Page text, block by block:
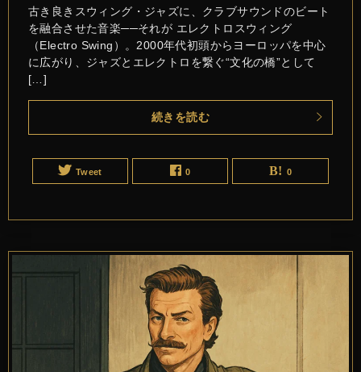
古き良きスウィング・ジャズに、クラブサウンドのビート
を融合させた音楽──それが エレクトロスウィング
（Electro Swing）。2000年代初頭からヨーロッパを中心
に広がり、ジャズとエレクトロを繋ぐ“文化の橋”として
[…]
続きを読む
Tweet 0 0